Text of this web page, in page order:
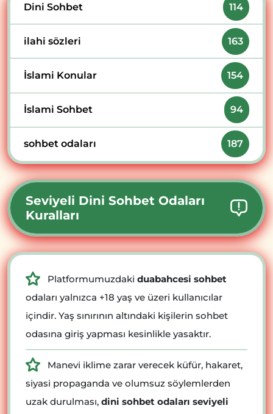
Dini Sohbet 114
ilahi sözleri 163
İslami Konular 154
İslami Sohbet 94
sohbet odaları 187
Seviyeli Dini Sohbet Odaları
Kuralları
Platformumuzdaki duabahcesi sohbet
odaları yalnızca +18 yaş ve üzeri kullanıcılar
içindir. Yaş sınırının altındaki kişilerin sohbet
odasına giriş yapması kesinlikle yasaktır.
Manevi iklime zarar verecek küfür, hakaret,
siyasi propaganda ve olumsuz söylemlerden
uzak durulması, dini sohbet odaları seviyeli